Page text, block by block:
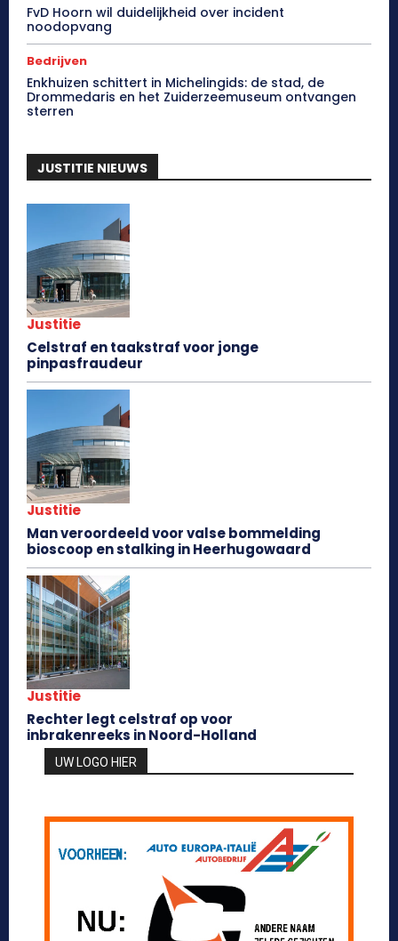
FvD Hoorn wil duidelijkheid over incident
noodopvang
Bedrijven
Enkhuizen schittert in Michelingids: de stad, de
Drommedaris en het Zuiderzeemuseum ontvangen
sterren
JUSTITIE NIEUWS
Justitie
Celstraf en taakstraf voor jonge
pinpasfraudeur
Justitie
Man veroordeeld voor valse bommelding
bioscoop en stalking in Heerhugowaard
Justitie
Rechter legt celstraf op voor
inbrakenreeks in Noord-Holland
UW LOGO HIER